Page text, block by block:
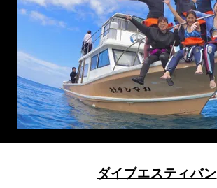
ダイブエスティバン